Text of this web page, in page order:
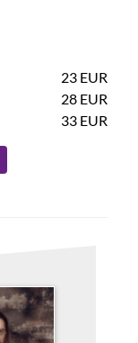
23 EUR
28 EUR
33 EUR